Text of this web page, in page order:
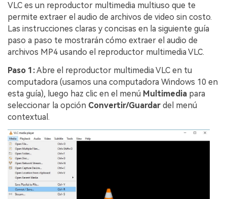
VLC es un reproductor multimedia multiuso que te
permite extraer el audio de archivos de video sin costo.
Las instrucciones claras y concisas en la siguiente guía
paso a paso te mostrarán cómo extraer el audio de
archivos MP4 usando el reproductor multimedia VLC.
Paso 1:Abre el reproductor multimedia VLC en tu
computadora (usamos una computadora Windows 10 en
esta guía), luego haz clic en el menú Multimedia para
seleccionar la opción Convertir/Guardar del menú
contextual.